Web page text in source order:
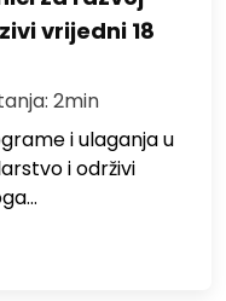
vrijedni 18
2min
i ulaganja u
i održivi